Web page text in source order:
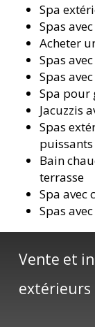
Spa
Spas
Acheter
Spas
Spas
Spa pour
Jacuzzis
Spas
puissants
Bain
terrasse
Spa avec
Spas
Vente et
extérieurs